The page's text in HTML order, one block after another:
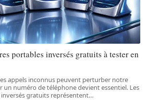
portables inversés gratuits à tester en
appels inconnus peuvent perturber notre
numéro de téléphone devient essentiel. Les
gratuits représentent…